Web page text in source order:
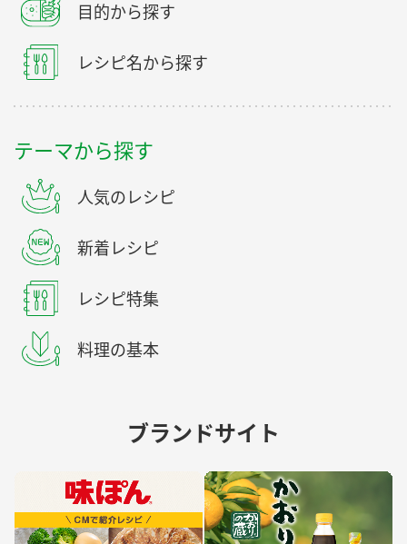
目的から探す
レシピ名から探す
テーマから探す
人気のレシピ
新着レシピ
レシピ特集
料理の基本
ブランドサイト